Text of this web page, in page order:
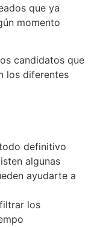
que ya
momento
candidatos que
los diferentes
definitivo
algunas
ayudarte a
los